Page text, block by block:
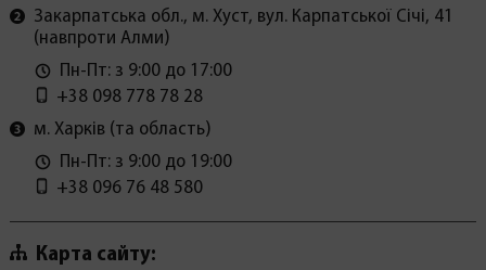
Закарпатська обл., м. Хуст, вул. Карпатської Січі, 41
(навпроти Алми)
Пн-Пт: з 9:00 до 17:00
+38 098 778 78 28
м. Харків (та область)
Пн-Пт: з 9:00 до 19:00
+38 096 76 48 580
Карта сайту: